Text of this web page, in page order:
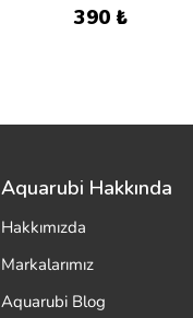
390 ₺
Aquarubi Hakkında
Hakkımızda
Markalarımız
Aquarubi Blog